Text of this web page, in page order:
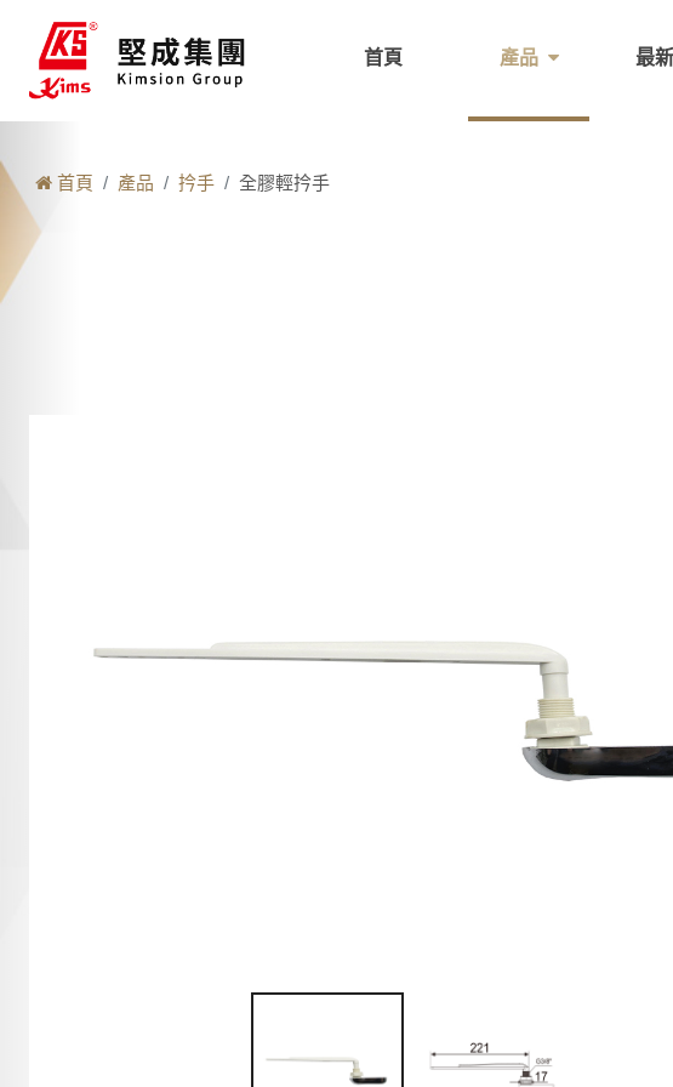
首頁 產品 最
首頁 產品 扲手 全膠輕扲手